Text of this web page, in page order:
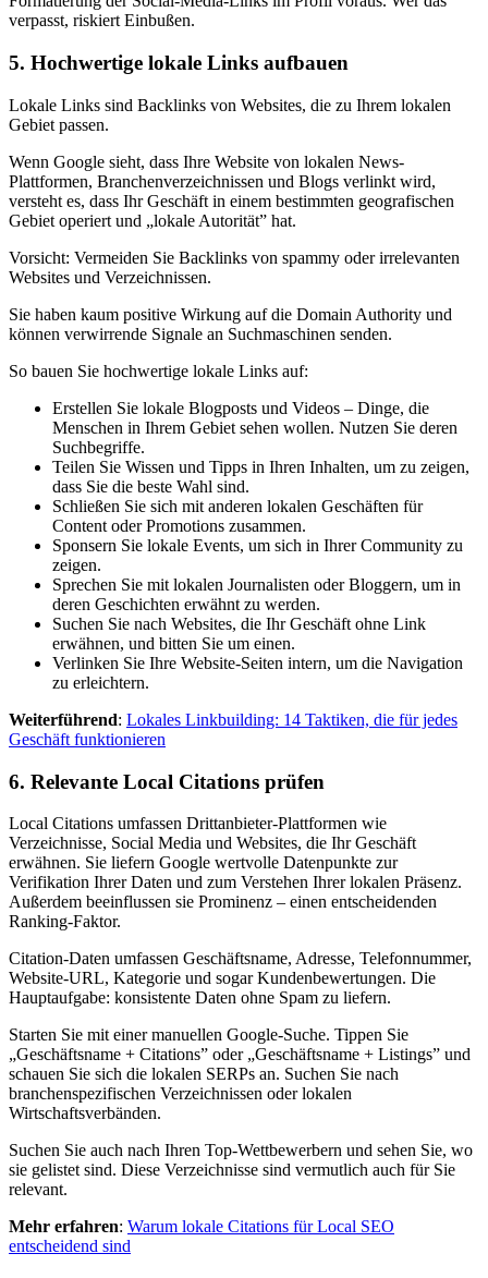
verpasst, riskiert Einbußen.
5. Hochwertige lokale Links aufbauen
Lokale Links sind Backlinks von Websites, die zu Ihrem lokalen
Gebiet passen.
Wenn Google sieht, dass Ihre Website von lokalen News-
Plattformen, Branchenverzeichnissen und Blogs verlinkt wird,
versteht es, dass Ihr Geschäft in einem bestimmten geografischen
Gebiet operiert und „lokale Autorität” hat.
Vorsicht: Vermeiden Sie Backlinks von spammy oder irrelevanten
Websites und Verzeichnissen.
Sie haben kaum positive Wirkung auf die Domain Authority und
können verwirrende Signale an Suchmaschinen senden.
So bauen Sie hochwertige lokale Links auf:
Erstellen Sie lokale Blogposts und Videos – Dinge, die
Menschen in Ihrem Gebiet sehen wollen. Nutzen Sie deren
Suchbegriffe.
Teilen Sie Wissen und Tipps in Ihren Inhalten, um zu zeigen,
dass Sie die beste Wahl sind.
Schließen Sie sich mit anderen lokalen Geschäften für
Content oder Promotions zusammen.
Sponsern Sie lokale Events, um sich in Ihrer Community zu
zeigen.
Sprechen Sie mit lokalen Journalisten oder Bloggern, um in
deren Geschichten erwähnt zu werden.
Suchen Sie nach Websites, die Ihr Geschäft ohne Link
erwähnen, und bitten Sie um einen.
Verlinken Sie Ihre Website-Seiten intern, um die Navigation
zu erleichtern.
Weiterführend: Lokales Linkbuilding: 14 Taktiken, die für jedes
Geschäft funktionieren
6. Relevante Local Citations prüfen
Local Citations umfassen Drittanbieter-Plattformen wie
Verzeichnisse, Social Media und Websites, die Ihr Geschäft
erwähnen. Sie liefern Google wertvolle Datenpunkte zur
Verifikation Ihrer Daten und zum Verstehen Ihrer lokalen Präsenz.
Außerdem beeinflussen sie Prominenz – einen entscheidenden
Ranking-Faktor.
Citation-Daten umfassen Geschäftsname, Adresse, Telefonnummer,
Website-URL, Kategorie und sogar Kundenbewertungen. Die
Hauptaufgabe: konsistente Daten ohne Spam zu liefern.
Starten Sie mit einer manuellen Google-Suche. Tippen Sie
„Geschäftsname + Citations” oder „Geschäftsname + Listings” und
schauen Sie sich die lokalen SERPs an. Suchen Sie nach
branchenspezifischen Verzeichnissen oder lokalen
Wirtschaftsverbänden.
Suchen Sie auch nach Ihren Top-Wettbewerbern und sehen Sie, wo
sie gelistet sind. Diese Verzeichnisse sind vermutlich auch für Sie
relevant.
Mehr erfahren: Warum lokale Citations für Local SEO
entscheidend sind